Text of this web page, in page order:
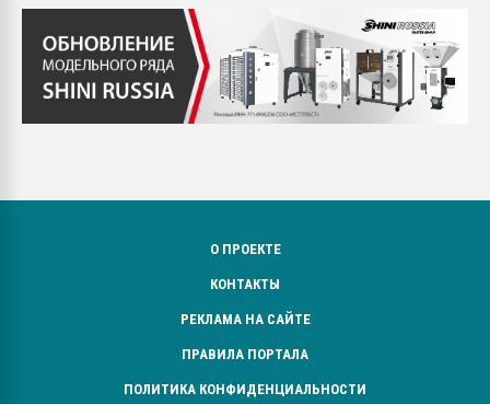
О ПРОЕКТЕ
КОНТАКТЫ
РЕКЛАМА НА САЙТЕ
ПРАВИЛА ПОРТАЛА
ПОЛИТИКА КОНФИДЕНЦИАЛЬНОСТИ